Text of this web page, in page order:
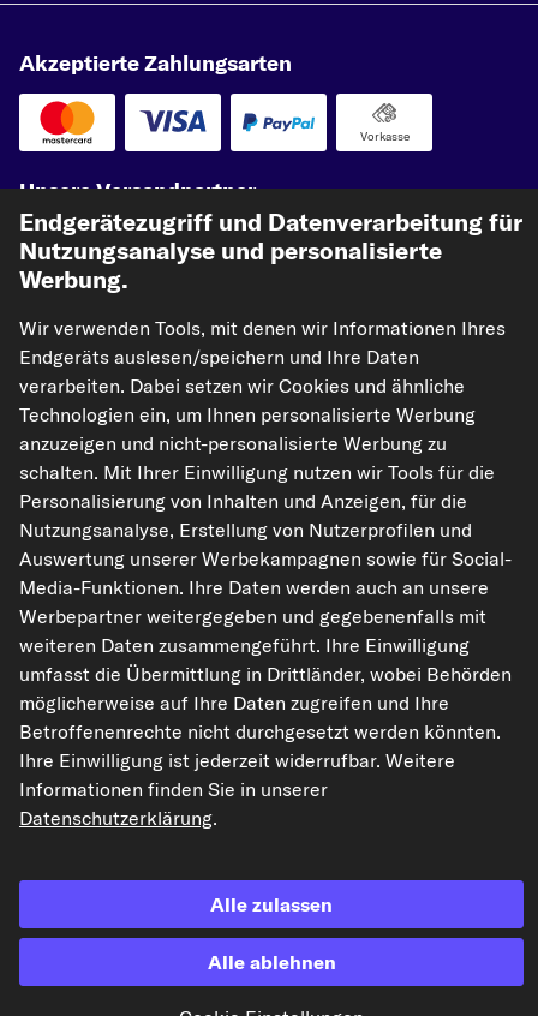
Akzeptierte Zahlungsarten
Vorkasse
Unsere Versandpartner
kfzteile24.de carpardoo.nl
carpardoo.fr
carpardoo.dk
Die hier dargestellten Daten, insbesondere die gesamte Datenbank, dürfen
nicht vervielfältigt werden. Die Vervielfältigung und Verbreitung der Daten und
der Datenbank ohne vorherige Einwilligung von TecAlliance und/oder die
Einbeziehung Dritter in solche Aktivitäten ist streng verboten. Jegliche
unautorisierte Nutzung von Inhalten stellt eine Verletzung des Urheberrechts
dar und kann rechtliche Schritte nach sich ziehen.
Vertrag widerrufen
© 2026 kfzteile24 GmbH - Alle Rechte vorbehalten.
¹„Gratis Versand“ oder „ohne Versandkosten“ entsprechen dem Wegfall der
deutschen Versandkostenpauschale von 6,90 €.
Endgerätezugriff und Datenverarbeitung für
Nutzungsanalyse und personalisierte
Werbung.
Wir verwenden Tools, mit denen wir Informationen Ihres
Endgeräts auslesen/speichern und Ihre Daten
verarbeiten. Dabei setzen wir Cookies und ähnliche
Technologien ein, um Ihnen personalisierte Werbung
anzuzeigen und nicht-personalisierte Werbung zu
schalten. Mit Ihrer Einwilligung nutzen wir Tools für die
Personalisierung von Inhalten und Anzeigen, für die
Nutzungsanalyse, Erstellung von Nutzerprofilen und
Auswertung unserer Werbekampagnen sowie für Social-
Media-Funktionen. Ihre Daten werden auch an unsere
Werbepartner weitergegeben und gegebenenfalls mit
weiteren Daten zusammengeführt. Ihre Einwilligung
umfasst die Übermittlung in Drittländer, wobei Behörden
möglicherweise auf Ihre Daten zugreifen und Ihre
Betroffenenrechte nicht durchgesetzt werden könnten.
Ihre Einwilligung ist jederzeit widerrufbar. Weitere
Informationen finden Sie in unserer
Datenschutzerklärung.
Alle zulassen
Alle ablehnen